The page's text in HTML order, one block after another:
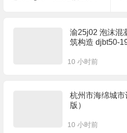
渝25j02 泡沫混
筑构造 djbt50-
10 小时前
杭州市海绵城
版）
10 小时前